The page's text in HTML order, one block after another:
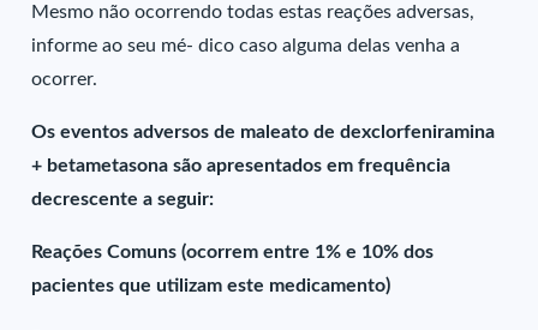
Mesmo não ocorrendo todas estas reações adversas,
informe ao seu mé- dico caso alguma delas venha a
ocorrer.
Os eventos adversos de maleato de dexclorfeniramina
+ betametasona são apresentados em frequência
decrescente a seguir:
Reações Comuns (ocorrem entre 1% e 10% dos
pacientes que utilizam este medicamento)